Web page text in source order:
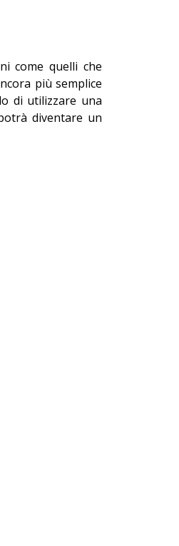
come quelli che
più semplice
di utilizzare una
diventare un